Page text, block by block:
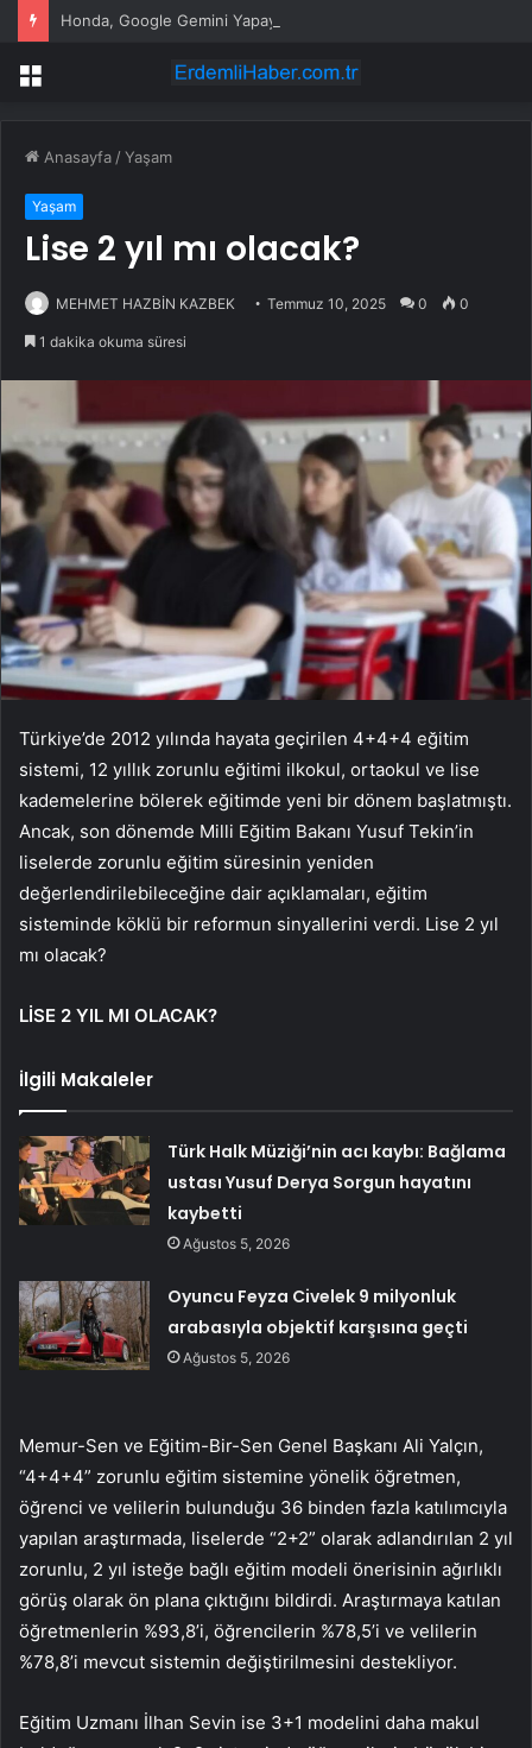
Menü
Anasayfa /Yaşam
Yaşam
Lise 2 yıl mı olacak?
MEHMET HAZBİN KAZBEK Temmuz 10, 2025 0 0
1 dakika okuma süresi
Türkiye’de 2012 yılında hayata geçirilen 4+4+4 eğitim
sistemi, 12 yıllık zorunlu eğitimi ilkokul, ortaokul ve lise
kademelerine bölerek eğitimde yeni bir dönem başlatmıştı.
Ancak, son dönemde Milli Eğitim Bakanı Yusuf Tekin’in
liselerde zorunlu eğitim süresinin yeniden
değerlendirilebileceğine dair açıklamaları, eğitim
sisteminde köklü bir reformun sinyallerini verdi. Lise 2 yıl
mı olacak?
LİSE 2 YIL MI OLACAK?
İlgili Makaleler
Türk Halk Müziği’nin acı kaybı: Bağlama
ustası Yusuf Derya Sorgun hayatını
kaybetti
Ağustos 5, 2026
Oyuncu Feyza Civelek 9 milyonluk
arabasıyla objektif karşısına geçti
Ağustos 5, 2026
Memur-Sen ve Eğitim-Bir-Sen Genel Başkanı Ali Yalçın,
“4+4+4” zorunlu eğitim sistemine yönelik öğretmen,
öğrenci ve velilerin bulunduğu 36 binden fazla katılımcıyla
yapılan araştırmada, liselerde “2+2” olarak adlandırılan 2 yıl
zorunlu, 2 yıl isteğe bağlı eğitim modeli önerisinin ağırlıklı
görüş olarak ön plana çıktığını bildirdi. Araştırmaya katılan
öğretmenlerin %93,8’i, öğrencilerin %78,5’i ve velilerin
%78,8’i mevcut sistemin değiştirilmesini destekliyor.
Eğitim Uzmanı İlhan Sevin ise 3+1 modelini daha makul